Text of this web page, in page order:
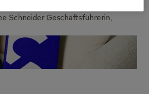
Schneider Geschäftsführerin,